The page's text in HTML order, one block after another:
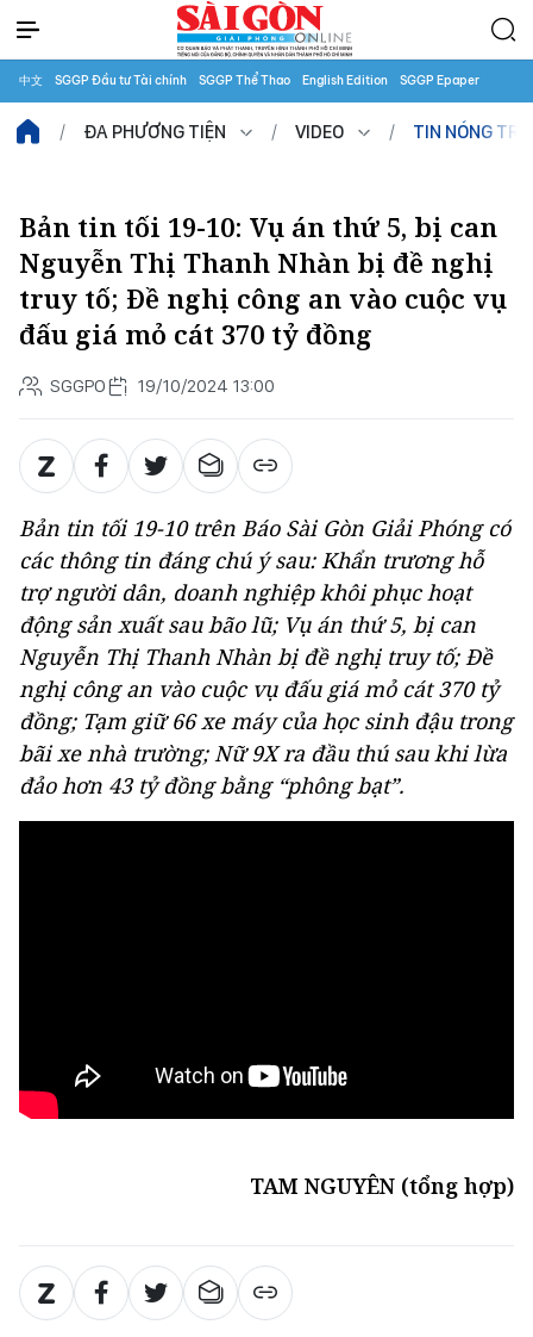
中文 SGGP Đầu tư Tài chính SGGP Thể Thao English Edition SGGP Epaper
ĐA PHƯƠNG TIỆN VIDEO TIN NÓNG
Bản tin tối 19-10: Vụ án thứ 5, bị can
Nguyễn Thị Thanh Nhàn bị đề nghị
truy tố; Đề nghị công an vào cuộc vụ
đấu giá mỏ cát 370 tỷ đồng
SGGPO 19/10/2024 13:00
Bản tin tối 19-10 trên Báo Sài Gòn Giải Phóng có
các thông tin đáng chú ý sau: Khẩn trương hỗ
trợ người dân, doanh nghiệp khôi phục hoạt
động sản xuất sau bão lũ; Vụ án thứ 5, bị can
Nguyễn Thị Thanh Nhàn bị đề nghị truy tố; Đề
nghị công an vào cuộc vụ đấu giá mỏ cát 370 tỷ
đồng; Tạm giữ 66 xe máy của học sinh đậu trong
bãi xe nhà trường; Nữ 9X ra đầu thú sau khi lừa
đảo hơn 43 tỷ đồng bằng “phông bạt”.
TAM NGUYÊN (tổng hợp)